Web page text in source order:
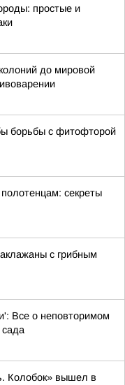
простые и
до мировой
борьбы с фитофторой
полотенцам: секреты
с грибным
Все о неповторимом
Колобок» вышел в